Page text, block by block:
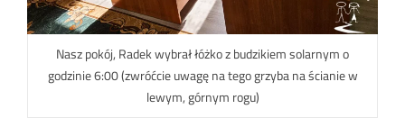
Nasz pokój, Radek wybrał łóżko z budzikiem solarnym o
godzinie 6:00 (zwróćcie uwagę na tego grzyba na ścianie w
lewym, górnym rogu)